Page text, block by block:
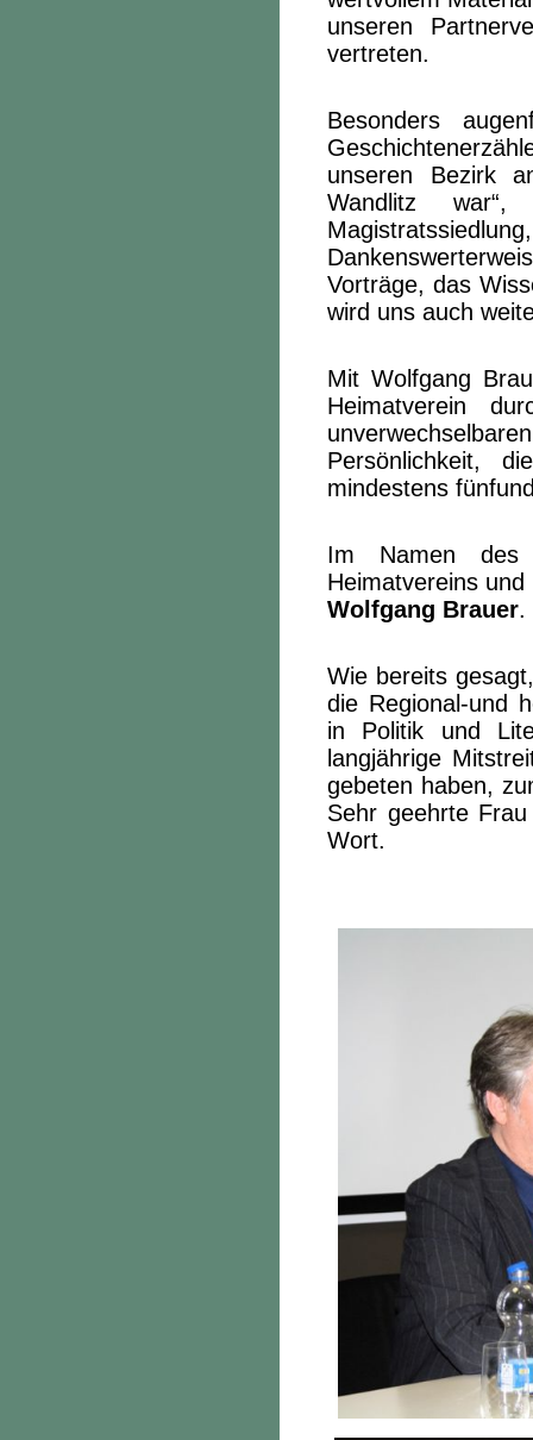
unseren
vertreten.
Besonders
unseren Bezirk
Wandlitz war“,
Vorträge, das
wird uns auch
Mit Wolfgang
Heimatverein
Persönlichkeit,
mindestens
Im Namen des
Wolfgang Brauer.
Wie bereits
die Regional-und
in Politik und
langjährige
gebeten haben,
Sehr geehrte
Wort.